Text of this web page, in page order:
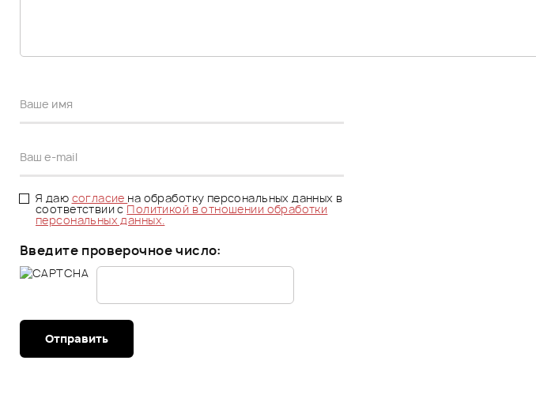
Я даю согласие на обработку персональных данных в
соответствии сПолитикой в отношении обработки
персональных данных.
Введите проверочное число:
Отправить